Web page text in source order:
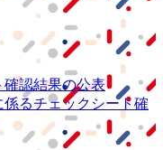
認結果の公表
るチェックシート確